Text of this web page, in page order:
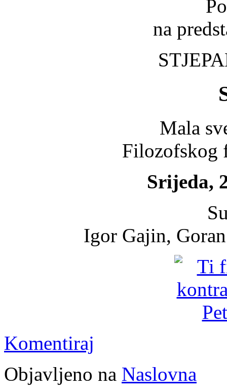
na
Mala
Filozofskog
Srijeda,
Igor Gajin,
Komentiraj
Objavljeno na Naslovna